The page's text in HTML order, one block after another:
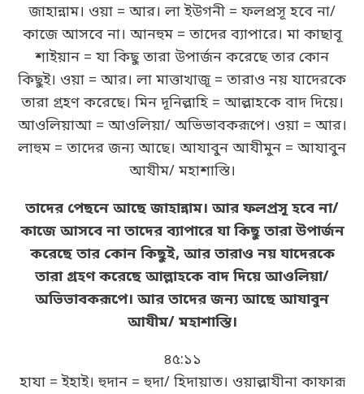
জাহান্নাম। ওয়া = আর। লা ইউগনী = ফলপ্রসূ হবে না/
কাজে আসবে না। আনহুম = তাদের ব্যাপারে। মা কাছাবূ
শাইয়ান = যা কিছু তারা উপার্জন করেছে তার কোন
কিছুই। ওয়া = আর। লা মাত্তাখাজূ = তারাও নয় যাদেরকে
তারা গ্রহণ করেছে। মিন দূনিল্লাহি = আল্লাহকে বাদ দিয়ে।
আওলিয়াআ = আওলিয়া/ অভিভাবকরূপে। ওয়া = আর।
লাহুম = তাদের জন্য আছে। আযাবুন আযীমুন = আযাবুন
আযীম/ মহাশাস্তি।
তাদের পেছনে আছে জাহান্নাম। আর ফলপ্রসূ হবে না/
কাজে আসবে না তাদের ব্যাপারে যা কিছু তারা উপার্জন
করেছে তার কোন কিছুই, আর তারাও নয় যাদেরকে
তারা গ্রহণ করেছে আল্লাহকে বাদ দিয়ে আওলিয়া/
অভিভাবকরূপে। আর তাদের জন্য আছে আযাবুন
আযীম/ মহাশাস্তি।
৪৫:১১
হাযা = ইহাই। হুদান = হুদা/ হিদায়াত। ওয়াল্লাযীনা কাফারূ